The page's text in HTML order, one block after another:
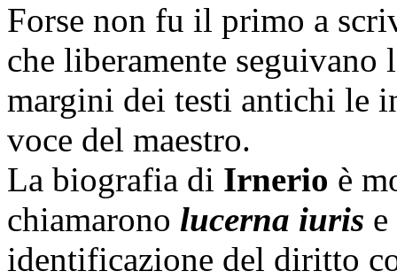
Forse non fu il primo a
che liberamente seguivano
margini dei testi antichi le
voce del maestro.
La biografia di Irnerio è
chiamarono lucerna iuris
identificazione del diritto